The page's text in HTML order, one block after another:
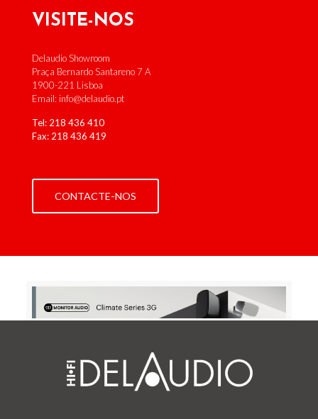
VISITE-NOS
Delaudio Showroom
Praça Bernardo Santareno 7 A
1900-221 Lisboa
Email: info@delaudio.pt
Tel: 218 436 410
Fax: 218 436 419
CONTACTE-NOS